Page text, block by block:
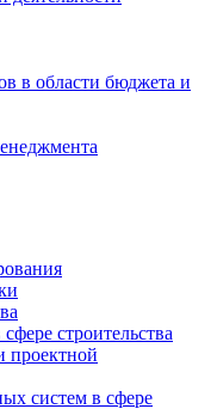
в области бюджета и
строительства
проектной
систем в сфере